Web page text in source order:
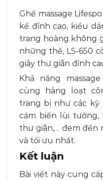
Ghế massage
kế đỉnh cao, kiểu
trang hoàng không
những thế, LS-650
giây thư giãn đỉnh
Khả năng
cùng hàng loạt
trang bị như các kỹ
cảm biến lùi
thư giãn,… đem đến
và tối ưu nhất.
Kết luận
Bài viết này cung